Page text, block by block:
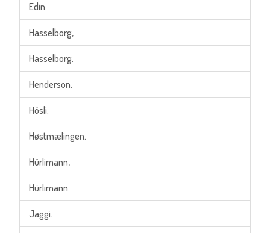
Edin.
Hasselborg,
Hasselborg.
Henderson.
Hösli.
Høstmælingen.
Hürlimann,
Hürlimann.
Jäggi.